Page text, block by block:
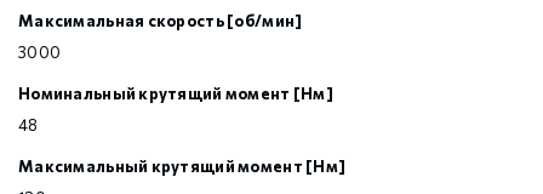
Максимальная скорость [об/мин]
3000
Номинальный крутящий момент [Нм]
48
Максимальный крутящий момент [Нм]